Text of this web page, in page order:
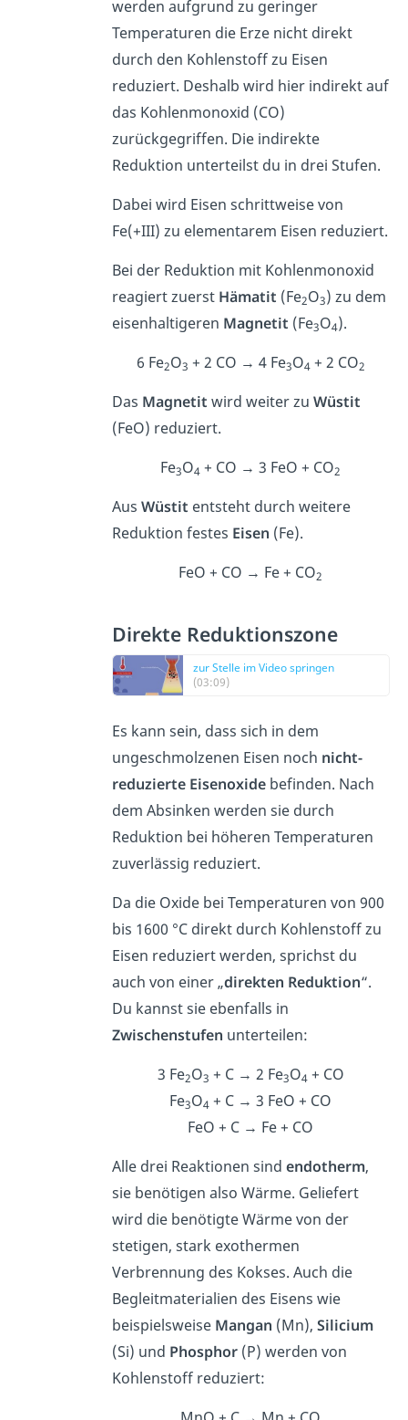
werden aufgrund zu geringer
Temperaturen die Erze nicht direkt
durch den Kohlenstoff zu Eisen
reduziert. Deshalb wird hier indirekt auf
das Kohlenmonoxid (CO)
zurückgegriffen. Die indirekte
Reduktion unterteilst du in drei Stufen.
Dabei wird Eisen schrittweise von
Fe(+III) zu elementarem Eisen reduziert.
Bei der Reduktion mit Kohlenmonoxid
reagiert zuerst Hämatit (Fe2O3) zu dem
eisenhaltigeren Magnetit (Fe3O4).
6 Fe2O3 + 2 CO → 4 Fe3O4 + 2 CO2
Das Magnetit wird weiter zu Wüstit
(FeO) reduziert.
Fe3O4 + CO → 3 FeO + CO2
Aus Wüstit entsteht durch weitere
Reduktion festes Eisen (Fe).
FeO + CO → Fe + CO2
Direkte Reduktionszone
zur Stelle im Video springen
(03:09)
Es kann sein, dass sich in dem
ungeschmolzenen Eisen noch nicht-
reduzierte Eisenoxidebefinden. Nach
dem Absinken werden sie durch
Reduktion bei höheren Temperaturen
zuverlässig reduziert.
Da die Oxide bei Temperaturen von 900
bis 1600 °C direkt durch Kohlenstoff zu
Eisen reduziert werden, sprichst du
auch von einer „direkten Reduktion“.
Du kannst sie ebenfalls in
Zwischenstufen unterteilen:
3 Fe2O3 + C → 2 Fe3O4 + CO
Fe3O4 + C → 3 FeO + CO
FeO + C → Fe + CO
Alle drei Reaktionen sind endotherm,
sie benötigen also Wärme. Geliefert
wird die benötigte Wärme von der
stetigen, stark exothermen
Verbrennung des Kokses. Auch die
Begleitmaterialien des Eisens wie
beispielsweise Mangan (Mn), Silicium
(Si) und Phosphor(P) werden von
Kohlenstoff reduziert: